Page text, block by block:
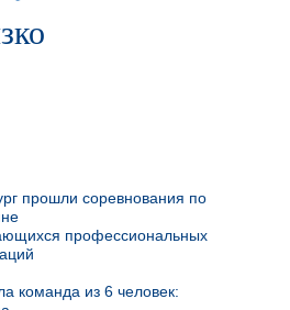
прошли соревнования по
профессиональных
команда из 6 человек: